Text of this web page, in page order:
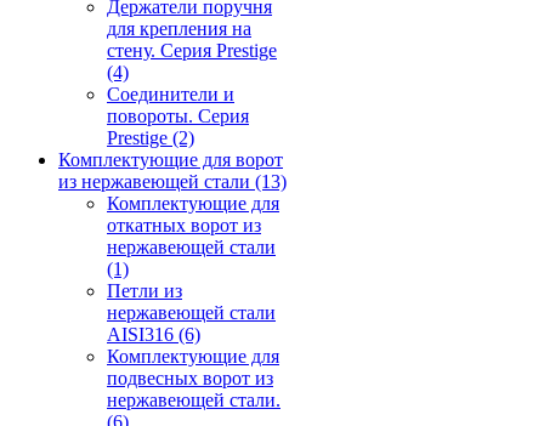
Держатели поручня
для крепления на
стену. Серия Prestige
(4)
Соединители и
повороты. Серия
Prestige (2)
Комплектующие для ворот
из нержавеющей стали (13)
Комплектующие для
откатных ворот из
нержавеющей стали
(1)
Петли из
нержавеющей стали
AISI316 (6)
Комплектующие для
подвесных ворот из
нержавеющей стали.
(6)